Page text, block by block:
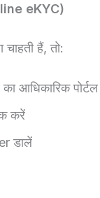
eKYC)
हैं, तो:
आधिकारिक
करें
डालें